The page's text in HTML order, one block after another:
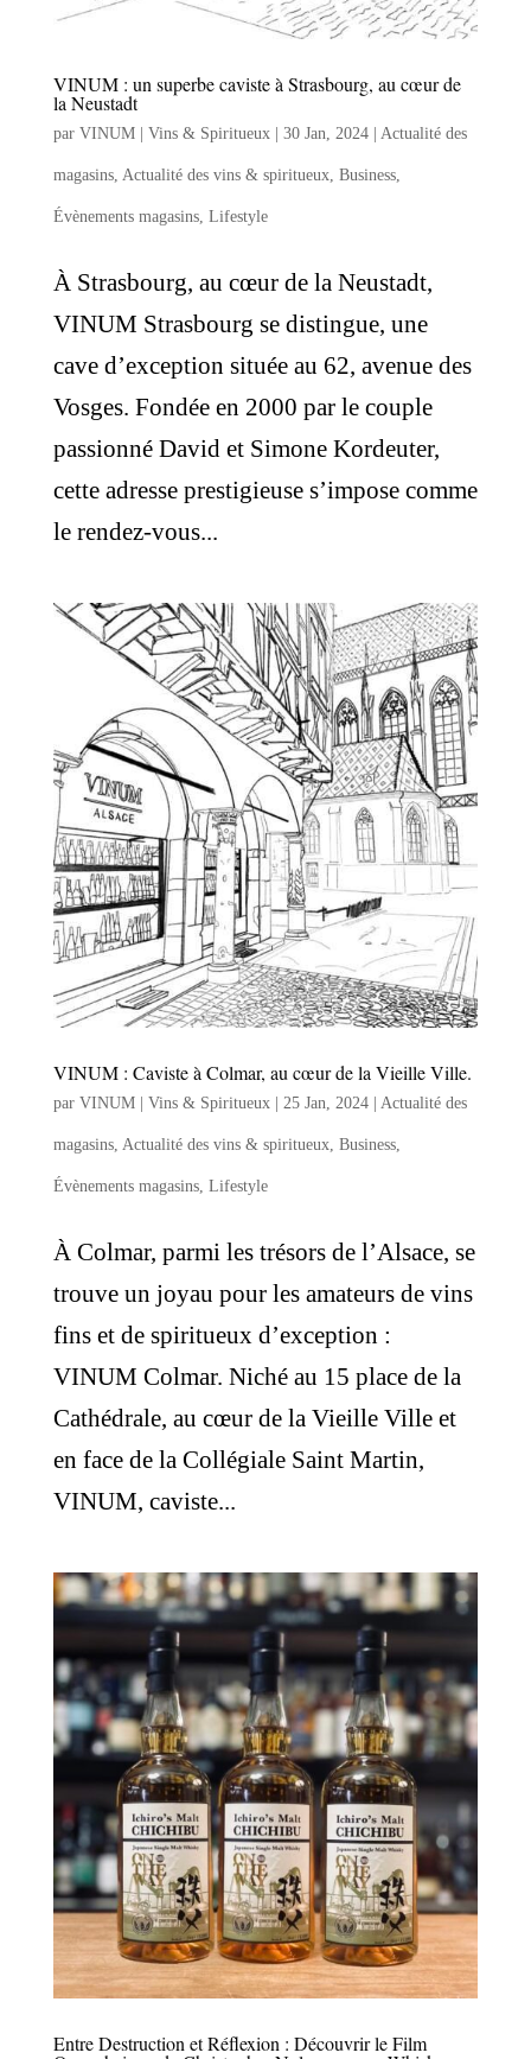
VINUM : un superbe caviste à Strasbourg, au cœur de
la Neustadt
par VINUM | Vins & Spiritueux| 30 Jan, 2024| Actualité des
magasins, Actualité des vins & spiritueux, Business,
Évènements magasins, Lifestyle
À Strasbourg, au cœur de la Neustadt,
VINUM Strasbourg se distingue, une
cave d’exception située au 62, avenue des
Vosges. Fondée en 2000 par le couple
passionné David et Simone Kordeuter,
cette adresse prestigieuse s’impose comme
le rendez-vous...
VINUM : Caviste à Colmar, au cœur de la Vieille Ville.
par VINUM | Vins & Spiritueux| 25 Jan, 2024| Actualité des
magasins, Actualité des vins & spiritueux, Business,
Évènements magasins, Lifestyle
À Colmar, parmi les trésors de l’Alsace, se
trouve un joyau pour les amateurs de vins
fins et de spiritueux d’exception :
VINUM Colmar. Niché au 15 place de la
Cathédrale, au cœur de la Vieille Ville et
en face de la Collégiale Saint Martin,
VINUM, caviste...
Entre Destruction et Réflexion : Découvrir le Film